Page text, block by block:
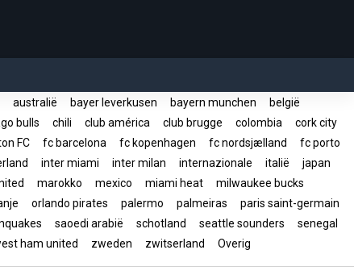
australië bayer leverkusen bayern munchen
belgië
bulls chili club américa club brugge colombia
cork city
FC fc barcelona fc kopenhagen fc nordsjælland
fc porto
inter miami inter milan internazionale italië
japan
marokko mexico miami heat
milwaukee bucks
orlando pirates palermo palmeiras
paris saint-germain
saoedi arabië schotland seattle sounders
senegal
ham united zweden zwitserland Overig